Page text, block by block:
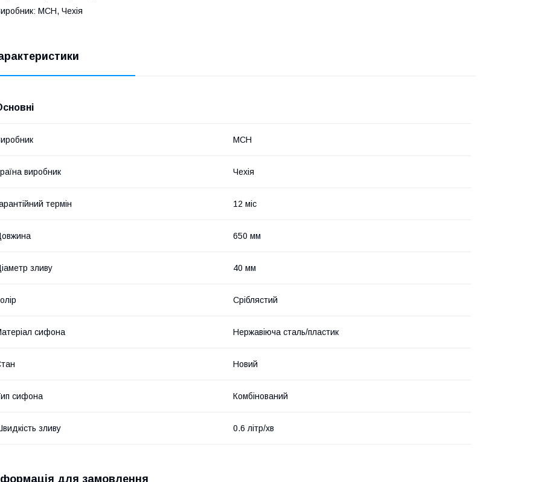
МСН, Чехія
MCH
виробник Чехія
термін 12 міс
650 мм
зливу 40 мм
Сріблястий
сифона Нержавіюча сталь/пластик
Новий
сифона Комбінований
зливу 0.6 літр/хв
для замовлення